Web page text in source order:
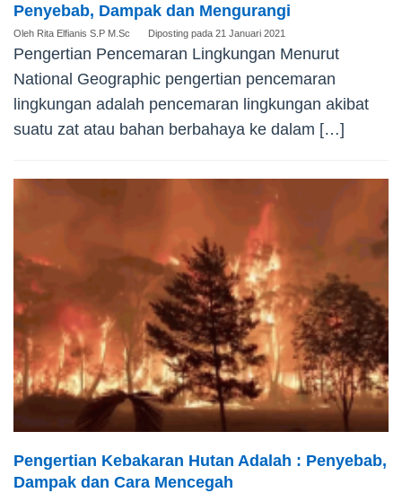
Penyebab, Dampak dan Mengurangi
Oleh Rita Elfianis S.P M.Sc Diposting pada 21 Januari 2021
Pengertian Pencemaran Lingkungan Menurut
National Geographic pengertian pencemaran
lingkungan adalah pencemaran lingkungan akibat
suatu zat atau bahan berbahaya ke dalam […]
Pengertian Kebakaran Hutan Adalah : Penyebab,
Dampak dan Cara Mencegah